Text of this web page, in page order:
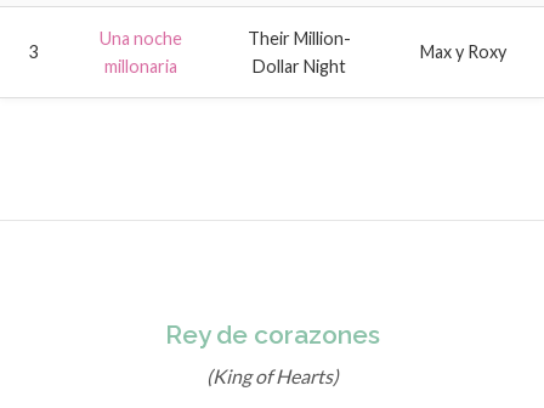
3
Una noche
millonaria
Their Million-
Dollar Night
Max y Roxy
Rey de corazones
(King of Hearts)